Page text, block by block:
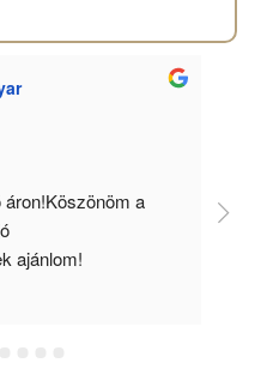
áron!Köszönöm a
ajánlom!